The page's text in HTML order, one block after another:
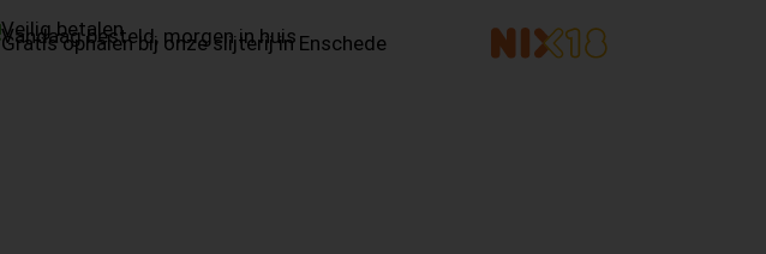
Veilig betalen
Vandaag besteld, morgen in huis
Gratis ophalen bij onze slijterij in Enschede